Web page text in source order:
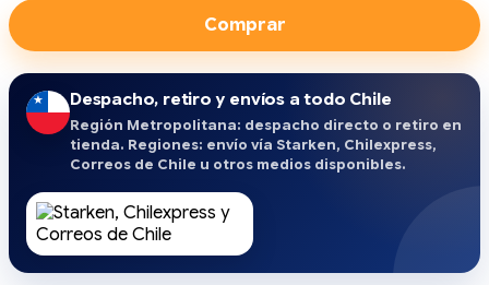
3
unidades)
quantity
Comprar
Despacho, retiro y envíos a todo Chile
Región Metropolitana: despacho directo o retiro en
tienda. Regiones: envío vía Starken, Chilexpress,
Correos de Chile u otros medios disponibles.